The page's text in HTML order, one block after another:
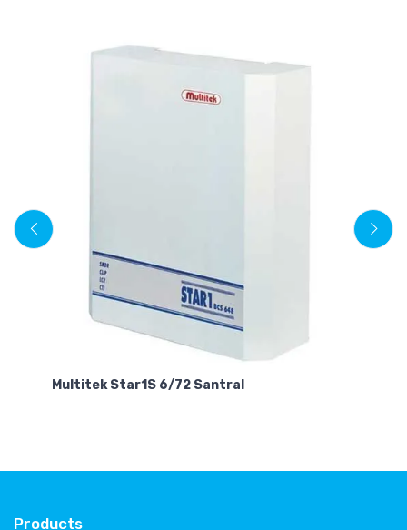
Multitek Star1S 6/72 Santral
Products